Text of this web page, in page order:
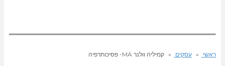
ראשי » עסקים » קמיליה וולנר MA- פסיכותרפיה